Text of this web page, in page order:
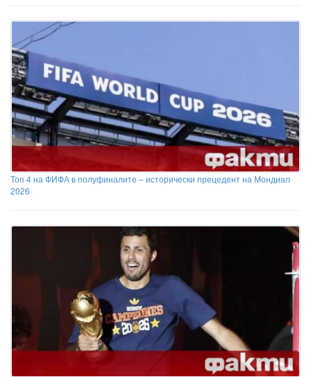
Топ 4 на ФИФА в полуфиналите – исторически прецедент на Мондиал
2026